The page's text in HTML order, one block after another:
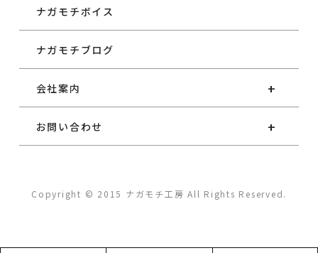
ナガモチボイス
ナガモチブログ
会社案内
お問い合わせ
Copyright © 2015 ナガモチ工房 All Rights Reserved.